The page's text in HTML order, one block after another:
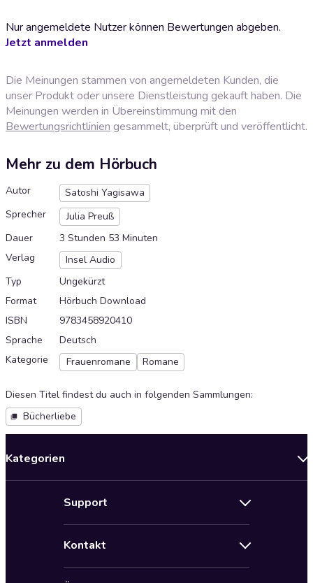
Nur angemeldete Nutzer können Bewertungen abgeben.
Jetzt anmelden
Die Meinungen stammen von angemeldeten Kunden, die
unser Produkt oder unsere Dienstleistung gekauft haben. Die
Meinungen werden in Übereinstimmung mit den
Bewertungsrichtlinien gesammelt, überprüft und veröffentlicht.
Mehr zu dem Hörbuch
Autor
Satoshi Yagisawa
Sprecher
Julia Preuß
Dauer
3 Stunden 53 Minuten
Verlag
Insel Audio
Typ
Ungekürzt
Format
Hörbuch Download
ISBN
9783458920410
Sprache
Deutsch
Kategorie
Frauenromane Romane
Diesen Titel findest du auch in folgenden Sammlungen:
Bücherliebe
Kategorien
Support
AGB für Audioteka Abo
Kontakt